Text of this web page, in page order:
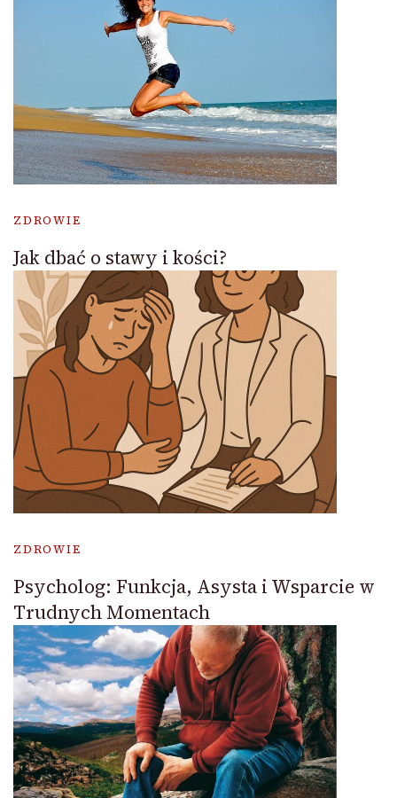
ZDROWIE
Jak dbać o stawy i kości?
ZDROWIE
Psycholog: Funkcja, Asysta i Wsparcie w
Trudnych Momentach